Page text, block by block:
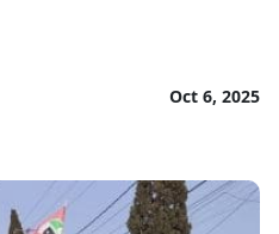
Oct 6, 2025